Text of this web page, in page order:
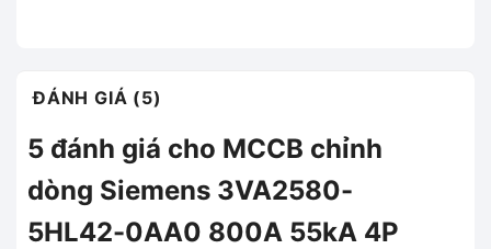
ĐÁNH GIÁ (5)
5 đánh giá cho MCCB chỉnh
dòng Siemens 3VA2580-
5HL42-0AA0 800A 55kA 4P